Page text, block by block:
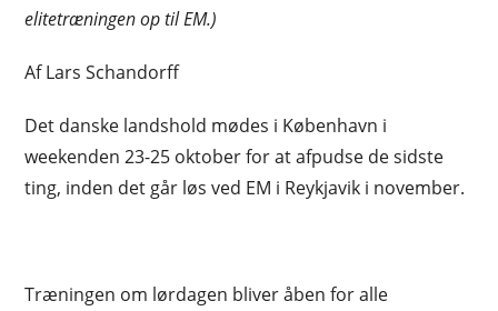
elitetræningen op til EM.)
Af Lars Schandorff
Det danske landshold mødes i København i
weekenden 23-25 oktober for at afpudse de sidste
ting, inden det går løs ved EM i Reykjavik i november.
Træningen om lørdagen bliver åben for alle